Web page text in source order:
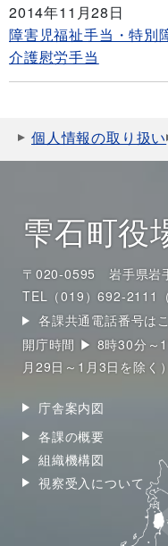
2014年11月28日
障害児福祉手当・特別
介護慰労手当
個人情報の取り扱い
雫石町役
〒020-0595 岩手県岩
TEL（019）692-2111（
各課共通電話番号は
開庁時間 ▶ 8時30分～
月29日～1月3日を除く）
庁舎案内図
各課の概要
組織機構図
視察受入について